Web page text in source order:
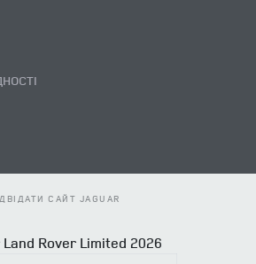
САЙТ JAGUAR
Rover Limited 2026